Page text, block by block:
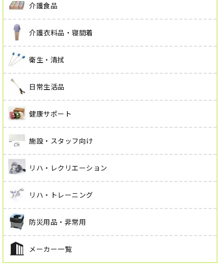
介護食品
介護衣料品・寝間着
衛生・清拭
日常生活品
健康サポート
施設・スタッフ向け
リハ・レクリエーション
リハ・トレーニング
防災用品・非常用
メーカー一覧